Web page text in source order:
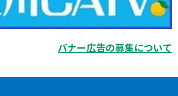
バナー広告の募集について